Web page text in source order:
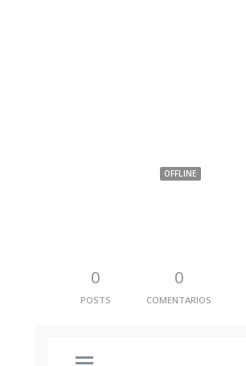
OFFLINE
0
POSTS
0
COMENTARIOS